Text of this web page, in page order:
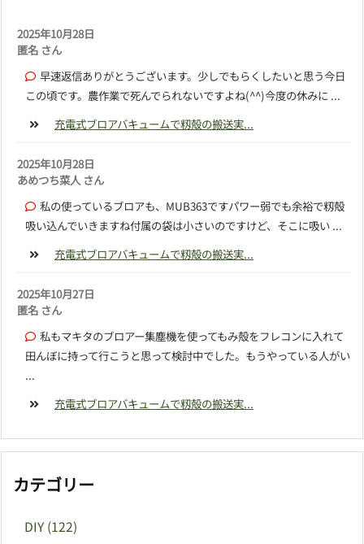
2025年10月28日
匿名 さん
早速返信ありがとうございます。少しでもらくしたいと思う今日
この頃です。農作業で死んでられないですよね(^^)今度の休みに ...
充電式ブロアバキュームで籾殻の搬送実...
2025年10月28日
あめつち菜人 さん
私の使っているブロアも、MUB363ですパワー弱でも余裕で籾殻
吸い込んでいきますね付属の袋は小さいのですけど、そこに吸い ...
充電式ブロアバキュームで籾殻の搬送実...
2025年10月27日
匿名 さん
私もマキタのブロアー集塵機を使ってもみ殻をフレコンに入れて
田んぼに持って行こうと思って検討中でした。もうやっている人がい
...
充電式ブロアバキュームで籾殻の搬送実...
カテゴリー
DIY (122)